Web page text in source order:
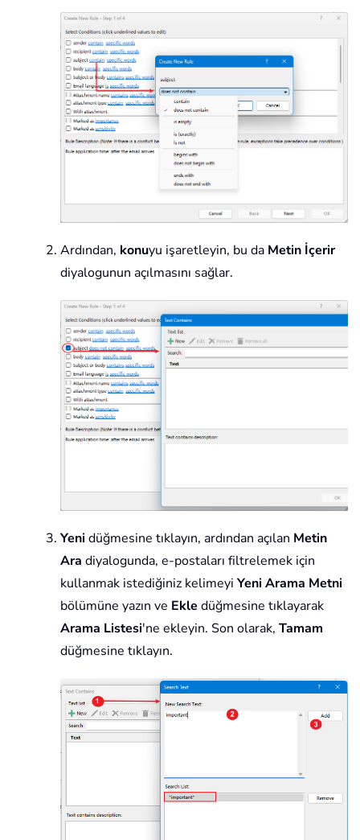
Ardından, konuyu işaretleyin, bu da Metin İçerir
diyalogunun açılmasını sağlar.
Yeni düğmesine tıklayın, ardından açılan Metin
Ara diyalogunda, e-postaları filtrelemek için
kullanmak istediğiniz kelimeyi Yeni Arama Metni
bölümüne yazın ve Ekle düğmesine tıklayarak
Arama Listesi'ne ekleyin. Son olarak, Tamam
düğmesine tıklayın.